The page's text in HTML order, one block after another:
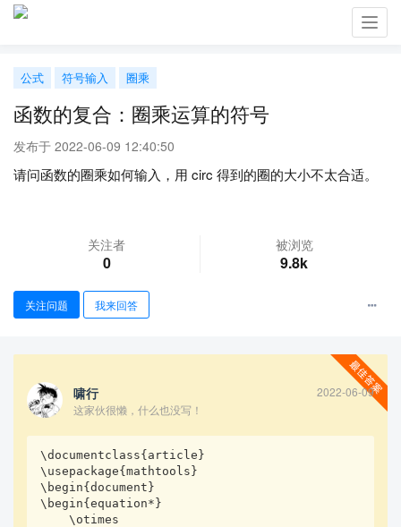
公式 符号输入 圈乘
函数的复合：圈乘运算的符号
发布于 2022-06-09 12:40:50
请问函数的圈乘如何输入，用 circ 得到的圈的大小不太合适。
关注者
0
被浏览
9.8k
关注问题 我来回答
啸行
2022-06-09
这家伙很懒，什么也没写！
\documentclass{article}
\usepackage{mathtools}
\begin{document}
\begin{equation*}
    \otimes